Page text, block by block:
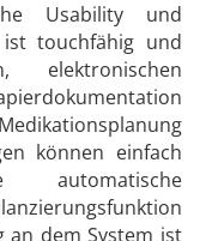
Usability und
ist touchfähig und
elektronischen
können einfach
an dem System ist